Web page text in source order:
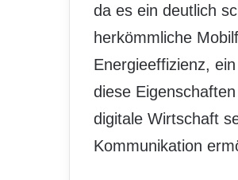
da es ein deutlich
herkömmliche
Energieeffizienz,
diese
digitale Wirtschaft
Kommunikation